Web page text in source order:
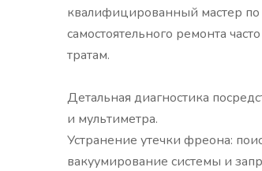
квалифицированный мастер
самостоятельного ремонта
тратам.
Детальная диагностика
и мультиметра.
Устранение утечки фреона:
вакуумирование системы и